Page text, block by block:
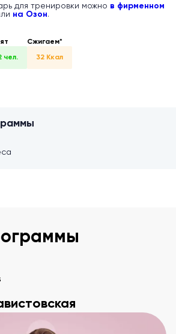
для тренировки можно в фирменном
на Озон.
чел.
Сжигаем*
32 Ккал